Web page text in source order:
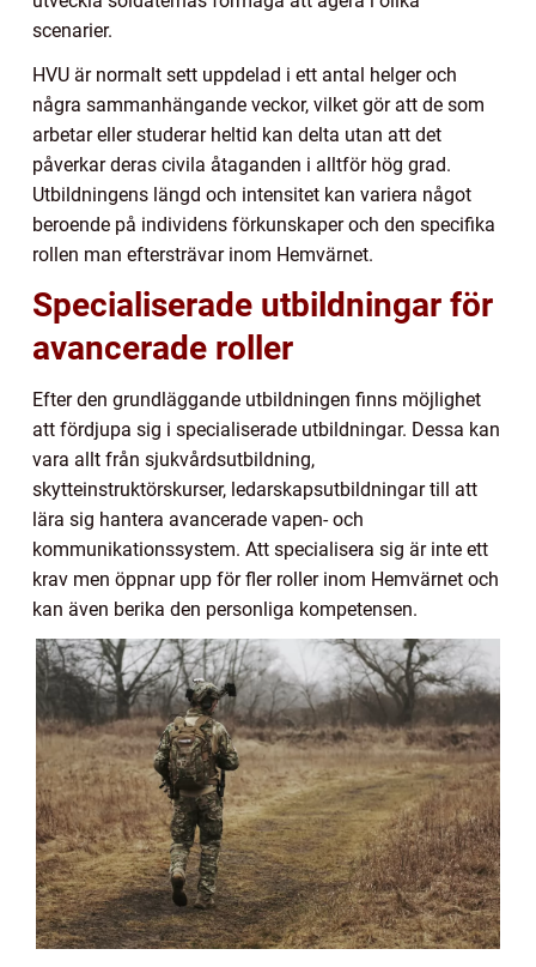
scenarier.
HVU är normalt sett uppdelad i ett antal helger och
några sammanhängande veckor, vilket gör att de som
arbetar eller studerar heltid kan delta utan att det
påverkar deras civila åtaganden i alltför hög grad.
Utbildningens längd och intensitet kan variera något
beroende på individens förkunskaper och den specifika
rollen man eftersträvar inom Hemvärnet.
Specialiserade utbildningar för
avancerade roller
Efter den grundläggande utbildningen finns möjlighet
att fördjupa sig i specialiserade utbildningar. Dessa kan
vara allt från sjukvårdsutbildning,
skytteinstruktörskurser, ledarskapsutbildningar till att
lära sig hantera avancerade vapen- och
kommunikationssystem. Att specialisera sig är inte ett
krav men öppnar upp för fler roller inom Hemvärnet och
kan även berika den personliga kompetensen.